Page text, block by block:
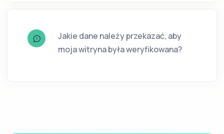
Jakie dane należy przekazać, aby
moja witryna była weryfikowana?